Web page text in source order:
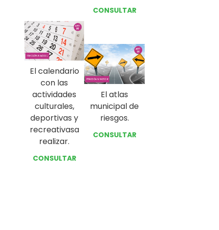
CONSULTAR
El calendario
con las
actividades
culturales,
deportivas y
recreativasa
realizar.
CONSULTAR
El atlas
municipal de
riesgos.
CONSULTAR